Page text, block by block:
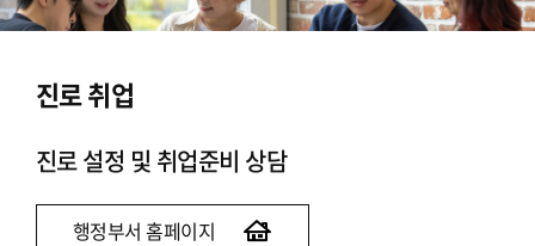
진로 취업
진로 설정 및 취업준비 상담
행정부서 홈페이지